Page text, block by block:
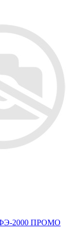
2000 ПРОМО